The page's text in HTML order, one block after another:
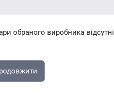
обраного виробника відсутні